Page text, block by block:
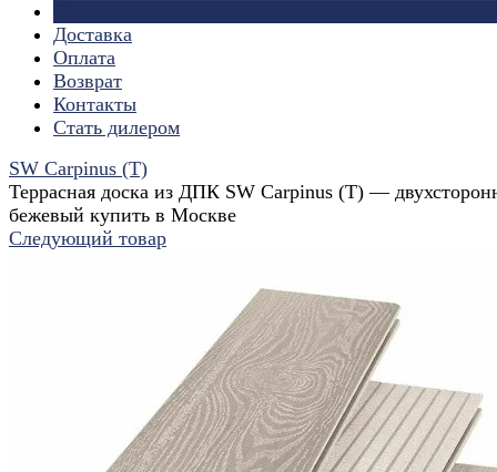
Доставка
Оплата
Возврат
Контакты
Стать дилером
SW Carpinus (T)
Террасная доска из ДПК SW Carpinus (T) —
бежевый купить в Москве
Следующий товар